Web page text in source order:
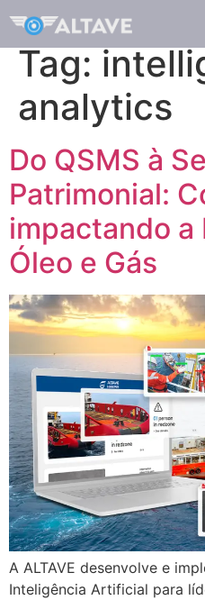
Tag:
analytics
Do QSMS à
Patrimonial:
impactando
Óleo e Gás
A ALTAVE desenvolve e
Inteligência Artificial para